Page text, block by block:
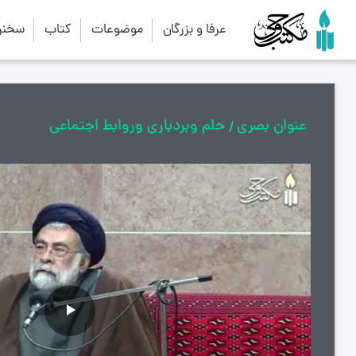
عرفا و بزرگان موضوعات کتاب
عنوان بصری حلم وبردباری وروابط اجتماعی
پخش